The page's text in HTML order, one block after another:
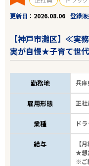
更新日
2026.08.06 登録
【神戸市灘区】≪実
実が自慢★子育て世
勤務地 兵
雇用形態 正社
業種 ド
給与
【
★想
※ご